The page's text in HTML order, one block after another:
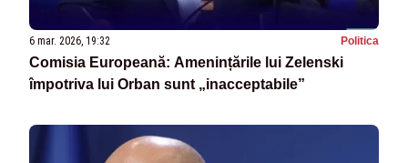
6 mar. 2026, 19:32 Politica
Comisia Europeană: Amenințările lui Zelenski
împotriva lui Orban sunt „inacceptabile”